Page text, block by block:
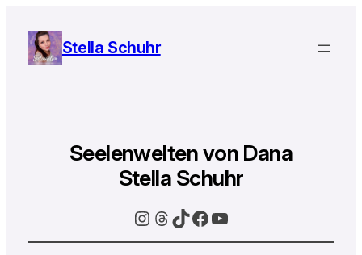
Stella Schuhr
Seelenwelten von Dana
Stella Schuhr
Instagram
Threads
TikTok
Facebook
YouTube